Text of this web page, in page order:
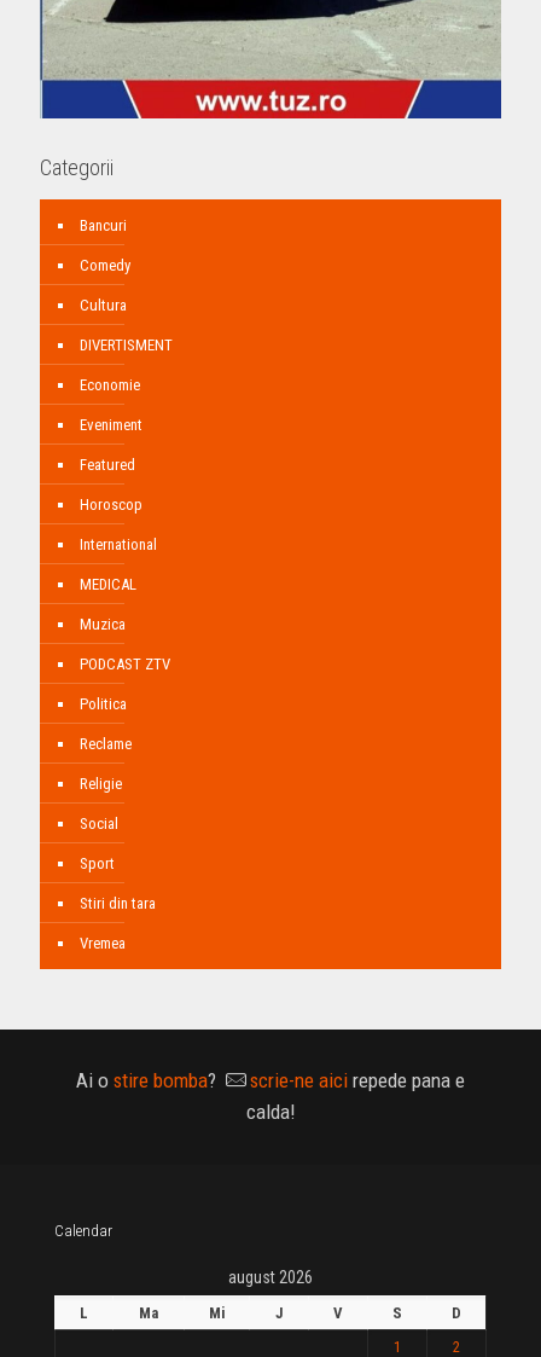
Categorii
Bancuri
Comedy
Cultura
DIVERTISMENT
Economie
Eveniment
Featured
Horoscop
International
MEDICAL
Muzica
PODCAST ZTV
Politica
Reclame
Religie
Social
Sport
Stiri din tara
Vremea
Ai o stire bomba? scrie-ne aici repede pana e
calda!
Calendar
august 2026
L Ma Mi J V S
D
1
2